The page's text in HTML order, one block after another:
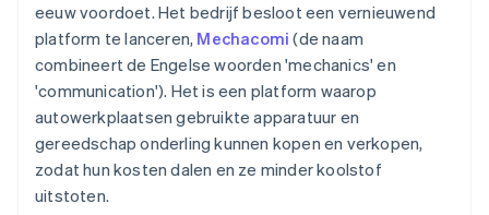
eeuw voordoet. Het bedrijf besloot een vernieuwend
platform te lanceren, Mechacomi (de naam
combineert de Engelse woorden 'mechanics' en
'communication'). Het is een platform waarop
autowerkplaatsen gebruikte apparatuur en
gereedschap onderling kunnen kopen en verkopen,
zodat hun kosten dalen en ze minder koolstof
uitstoten.